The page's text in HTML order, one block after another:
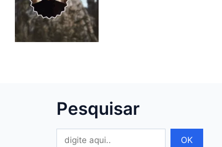
Pesquisar
OK